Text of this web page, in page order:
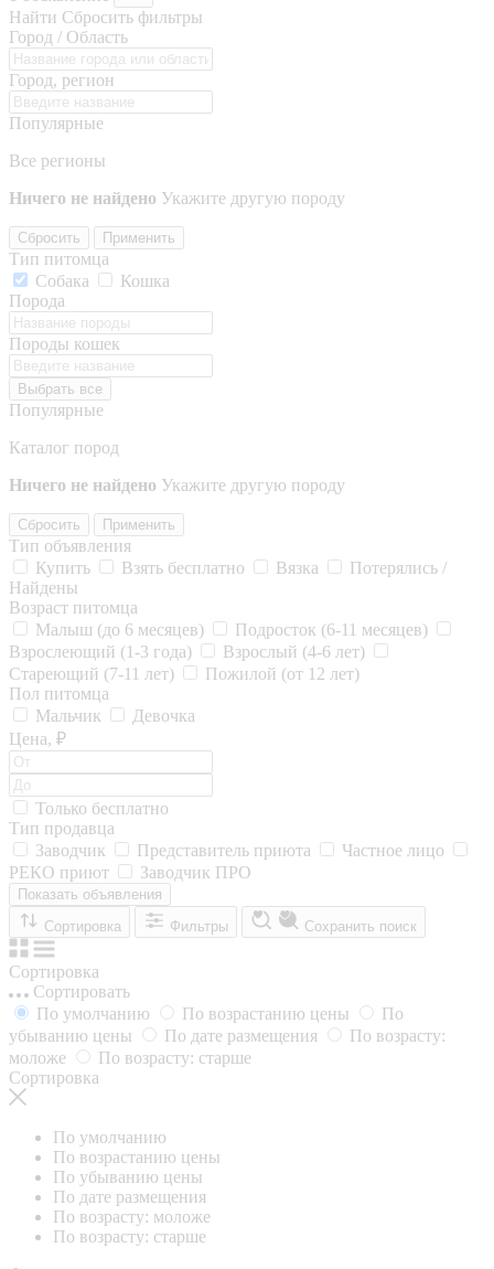
Найти Сбросить фильтры
Город / Область
Город, регион
Популярные
Все регионы
Ничего не найдено Укажите другую породу
Сбросить Применить
Тип питомца
Собака
Кошка
Порода
Породы кошек
Выбрать все
Популярные
Каталог пород
Ничего не найдено Укажите другую породу
Сбросить Применить
Тип объявления
Купить
Взять бесплатно Вязка
Потерялись /
Найдены
Возраст питомца
Малыш (до 6 месяцев)
Подросток (6-11 месяцев)
Взрослеющий (1-3 года)
Взрослый (4-6 лет)
Стареющий (7-11 лет)
Пожилой (от 12 лет)
Пол питомца
Мальчик
Девочка
Цена, ₽
Только бесплатно
Тип продавца
Заводчик
Представитель приюта
Частное лицо
РЕКО приют
Заводчик ПРО
Показать объявления
Сортировка
Фильтры Сохранить поиск
Сортировка
Сортировать
По умолчанию
По возрастанию цены
По
убыванию цены
По дате размещения
По возрасту:
моложе
По возрасту: старше
Сортировка
По умолчанию
По возрастанию цены
По убыванию цены
По дате размещения
По возрасту: моложе
По возрасту: старше